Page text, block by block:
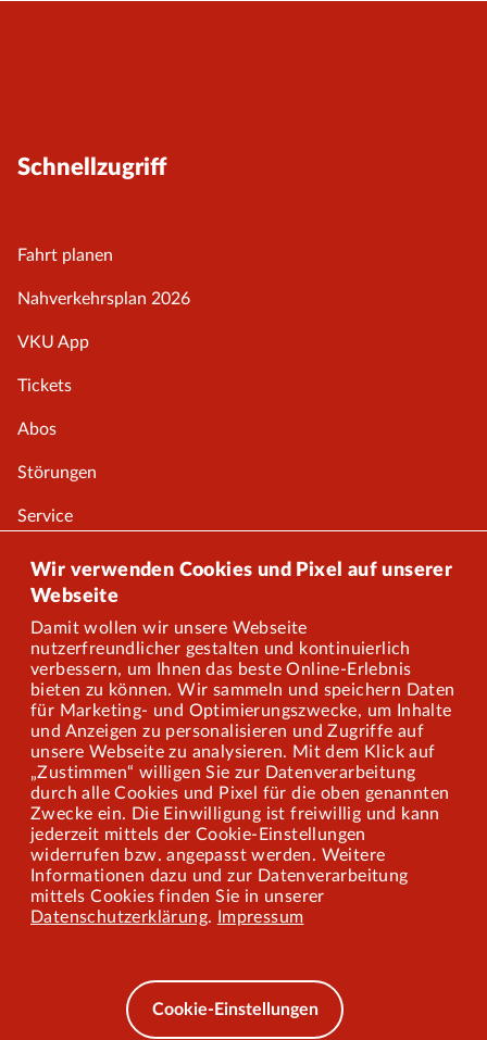
Wir verwenden Cookies und Pixel auf unserer
Webseite
Damit wollen wir unsere Webseite
nutzerfreundlicher gestalten und kontinuierlich
verbessern, um Ihnen das beste Online-Erlebnis
bieten zu können. Wir sammeln und speichern Daten
für Marketing- und Optimierungszwecke, um Inhalte
und Anzeigen zu personalisieren und Zugriffe auf
unsere Webseite zu analysieren. Mit dem Klick auf
„Zustimmen“ willigen Sie zur Datenverarbeitung
durch alle Cookies und Pixel für die oben genannten
Zwecke ein. Die Einwilligung ist freiwillig und kann
jederzeit mittels der Cookie-Einstellungen
widerrufen bzw. angepasst werden. Weitere
Informationen dazu und zur Datenverarbeitung
mittels Cookies finden Sie in unserer
Datenschutzerklärung. Impressum
Cookie-Einstellungen
Schnellzugriff
Fahrt planen
Nahverkehrsplan 2026
VKU App
Tickets
Abos
Störungen
Service
Onlineshop
Über uns
Karriere
Presse
Mitarbeiterportal
Barrierefreiheit
Mobilität lernen